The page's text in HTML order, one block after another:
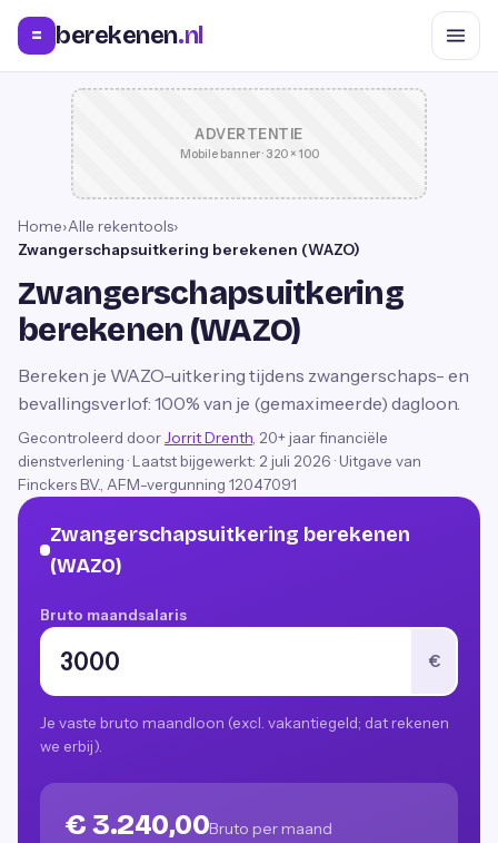
= berekenen.nl
ADVERTENTIE
Mobile banner · 320 × 100
Home›Alle rekentools›
Zwangerschapsuitkering berekenen (WAZO)
Zwangerschapsuitkering
berekenen (WAZO)
Bereken je WAZO-uitkering tijdens zwangerschaps- en
bevallingsverlof: 100% van je (gemaximeerde) dagloon.
Gecontroleerd door Jorrit Drenth , 20+ jaar financiële
dienstverlening · Laatst bijgewerkt: 2 juli 2026 · Uitgave van
Finckers B.V., AFM-vergunning 12047091
Zwangerschapsuitkering berekenen
(WAZO)
Bruto maandsalaris
€
Je vaste bruto maandloon (excl. vakantiegeld; dat rekenen
we erbij).
€ 3.240,00Bruto per maand